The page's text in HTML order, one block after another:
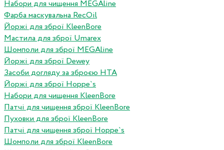
Набори для чищення MEGAline
Фарба маскувальна RecOil
Йоржі для зброї KleenBore
Мастила для зброї Umarex
Шомполи для зброї MEGAline
Йоржі для зброї Dewey
Засоби догляду за зброєю HTA
Йоржі для зброї Hoppe`s
Набори для чищення KleenBore
Патчі для чищення зброї KleenBore
Пуховки для зброї KleenBore
Патчі для чищення зброї Hoppe`s
Шомполи для зброї KleenBore